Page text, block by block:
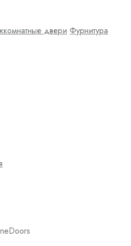
двери Фурнитура